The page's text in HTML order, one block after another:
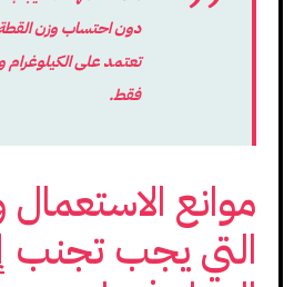
دون احتساب وزن القطة
تعتمد على
فقط.
موانع الاستعمال
التي يجب تجنب